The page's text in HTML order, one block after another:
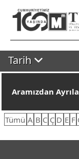
Tarih
Aramızdan
Tümü A B C Ç D E F